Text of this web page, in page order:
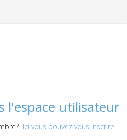
l'espace utilisateur
Ici vous pouvez vous inscrire...